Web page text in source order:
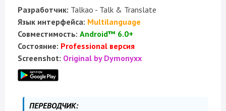
Разработчик: Talkao - Talk & Translate
Язык интерфейса: Multilanguage
Совместимость: Android™ 6.0+
Состояние: Professional версия
Screenshot: Original by Dymonyxx
ПЕРЕВОДЧИК: